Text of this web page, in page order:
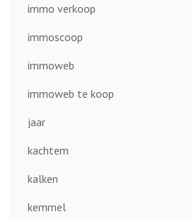
immo verkoop
immoscoop
immoweb
immoweb te koop
jaar
kachtem
kalken
kemmel